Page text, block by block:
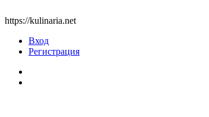
https://kulinaria.net
Вход
Регистрация